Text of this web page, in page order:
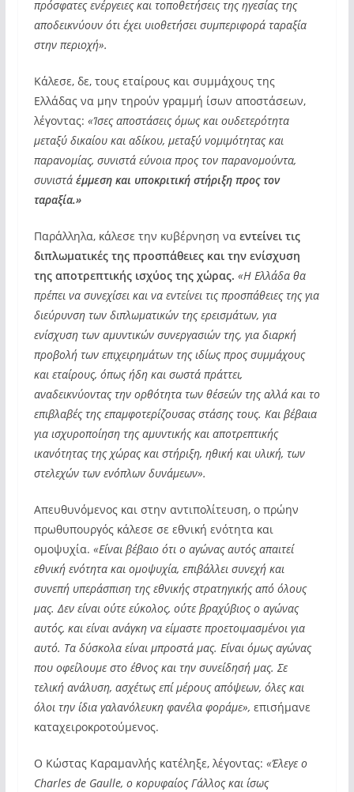
πρόσφατες ενέργειες και τοποθετήσεις της ηγεσίας της
αποδεικνύουν ότι έχει υιοθετήσει συμπεριφορά ταραξία
στην περιοχή».
Κάλεσε, δε, τους εταίρους και συμμάχους της
Ελλάδας να μην τηρούν γραμμή ίσων αποστάσεων,
λέγοντας: «Ίσες αποστάσεις όμως και ουδετερότητα
μεταξύ δικαίου και αδίκου, μεταξύ νομιμότητας και
παρανομίας, συνιστά εύνοια προς τον παρανομούντα,
συνιστά έμμεση και υποκριτική στήριξη προς τον
ταραξία.»
Παράλληλα, κάλεσε την κυβέρνηση να εντείνει τις
διπλωματικές της προσπάθειες και την ενίσχυση
της αποτρεπτικής ισχύος της χώρας. «Η Ελλάδα θα
πρέπει να συνεχίσει και να εντείνει τις προσπάθειες της για
διεύρυνση των διπλωματικών της ερεισμάτων, για
ενίσχυση των αμυντικών συνεργασιών της, για διαρκή
προβολή των επιχειρημάτων της ιδίως προς συμμάχους
και εταίρους, όπως ήδη και σωστά πράττει,
αναδεικνύοντας την ορθότητα των θέσεών της αλλά και το
επιβλαβές της επαμφοτερίζουσας στάσης τους. Και βέβαια
για ισχυροποίηση της αμυντικής και αποτρεπτικής
ικανότητας της χώρας και στήριξη, ηθική και υλική, των
στελεχών των ενόπλων δυνάμεων».
Απευθυνόμενος και στην αντιπολίτευση, ο πρώην
πρωθυπουργός κάλεσε σε εθνική ενότητα και
ομοψυχία. «Είναι βέβαιο ότι ο αγώνας αυτός απαιτεί
εθνική ενότητα και ομοψυχία, επιβάλλει συνεχή και
συνεπή υπεράσπιση της εθνικής στρατηγικής από όλους
μας. Δεν είναι ούτε εύκολος, ούτε βραχύβιος ο αγώνας
αυτός, και είναι ανάγκη να είμαστε προετοιμασμένοι για
αυτό. Τα δύσκολα είναι μπροστά μας. Είναι όμως αγώνας
που οφείλουμε στο έθνος και την συνείδησή μας. Σε
τελική ανάλυση, ασχέτως επί μέρους απόψεων, όλες και
όλοι την ίδια γαλανόλευκη φανέλα φοράμε», επισήμανε
καταχειροκροτούμενος.
Ο Κώστας Καραμανλής κατέληξε, λέγοντας: «Έλεγε ο
Charles de Gaulle, ο κορυφαίος Γάλλος και ίσως